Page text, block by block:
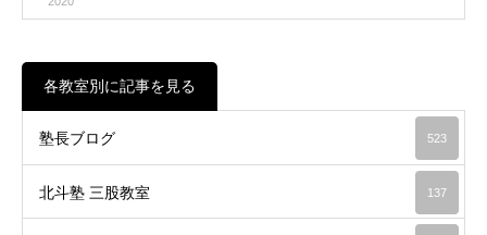
各教室別に記事を見る
塾長ブログ 523
北斗塾 三股教室 137